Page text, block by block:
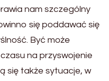
nam szczególny
się poddawać się
Być może
na przyswojenie
się także sytuacje, w